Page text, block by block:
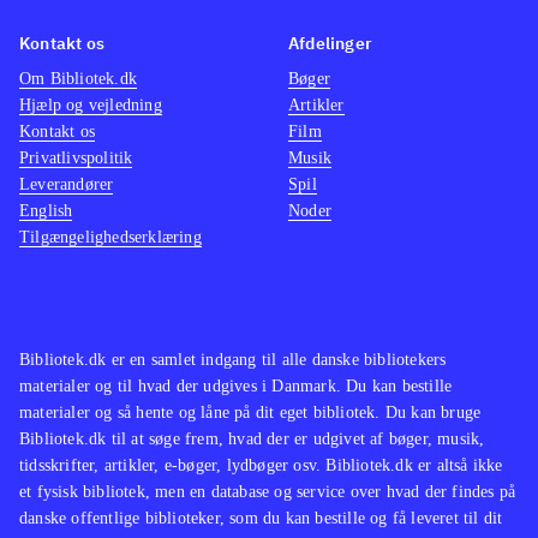
Bibliotek.dk er en samlet indgang til alle danske bibliotekers
materialer og til hvad der udgives i Danmark. Du kan bestille
materialer og så hente og låne på dit eget bibliotek. Du kan bruge
Bibliotek.dk til at søge frem, hvad der er udgivet af bøger, musik,
tidsskrifter, artikler, e-bøger, lydbøger osv. Bibliotek.dk er altså ikke
et fysisk bibliotek, men en database og service over hvad der findes på
danske offentlige biblioteker, som du kan bestille og få leveret til dit
Kontakt os
Om Bibliotek.dk
Hjælp og vejledning
Kontakt os
Privatlivspolitik
Leverandører
English
Tilgængelighedserklæring
Afdelinger
Bøger
Artikler
Film
Musik
Spil
Noder